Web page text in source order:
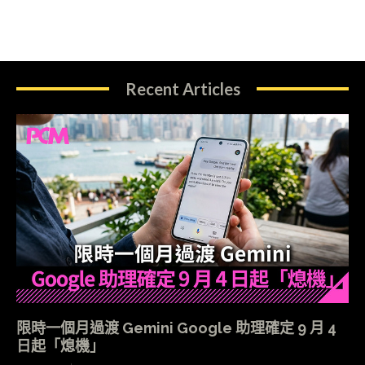
Recent Articles
限時一個月過渡 Gemini Google 助理確定 9 月 4
日起「熄機」